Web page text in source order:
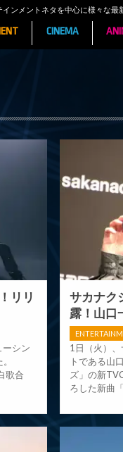
ンメントネタを中心に様々な
CINEMA
リリ
ーシン
歌合
サカナク
露！山口
1日（火）
トである山
ズ」の新
ろした新曲